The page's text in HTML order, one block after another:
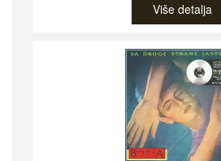
Više detalja